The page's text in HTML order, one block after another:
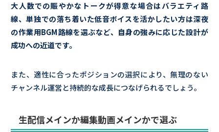
大人数での賑やかなトークが得意な場合はバラエティ路
線、単独での落ち着いた低音ボイスを活かしたい方は深夜
の作業用BGM路線を選ぶなど、自身の強みに応じた設計が
成功への近道です。
また、適性に合ったポジションの選択により、無理のない
チャンネル運営と持続的な成長につなげられるでしょう。
生配信メインか編集動画メインかで選ぶ